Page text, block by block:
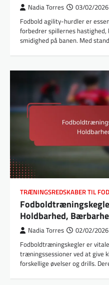
Nadia Torres 03/02/2026
Fodbold agility-hurdler er
forbedrer spillernes
smidighed på banen. Med
TRÆNINGSREDSKABER TIL
Holdbarhed,
Nadia Torres 02/02/2026
Fodboldtræningskegler er
træningssessioner ved at give
forskellige øvelser og drills.